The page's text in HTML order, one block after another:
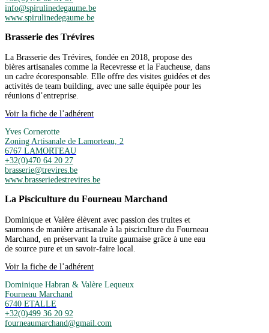
info@spirulinedegaume.be
www.spirulinedegaume.be
Brasserie des Trévires
La Brasserie des Trévires, fondée en 2018, propose des
bières artisanales comme la Recevresse et la Faucheuse, dans
un cadre écoresponsable. Elle offre des visites guidées et des
activités de team building, avec une salle équipée pour les
réunions d’entreprise.
Voir la fiche de l’adhérent
Yves Cornerotte
Zoning Artisanale de Lamorteau, 2
6767 LAMORTEAU
+32(0)470 64 20 27
brasserie@trevires.be
www.brasseriedestrevires.be
La Pisciculture du Fourneau Marchand
Dominique et Valère élèvent avec passion des truites et
saumons de manière artisanale à la pisciculture du Fourneau
Marchand, en préservant la truite gaumaise grâce à une eau
de source pure et un savoir-faire local.
Voir la fiche de l’adhérent
Dominique Habran & Valère Lequeux
Fourneau Marchand
6740 ETALLE
+32(0)499 36 20 92
fourneaumarchand@gmail.com